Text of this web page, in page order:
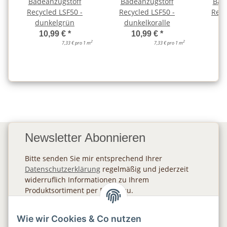
Recycled LSF50 -
dunkelgrün
10,99 € *
7,33 € pro 1 m2
Recycled LSF50 -
dunkelkoralle
10,99 € *
7,33 € pro 1 m2
Newsletter Abonnieren
Bitte senden Sie mir entsprechend Ihrer
Datenschutzerklärung regelmäßig und jederzeit
widerruflich Informationen zu Ihrem
Produktsortiment per E-Mail zu.
Wie wir Cookies & Co nutzen